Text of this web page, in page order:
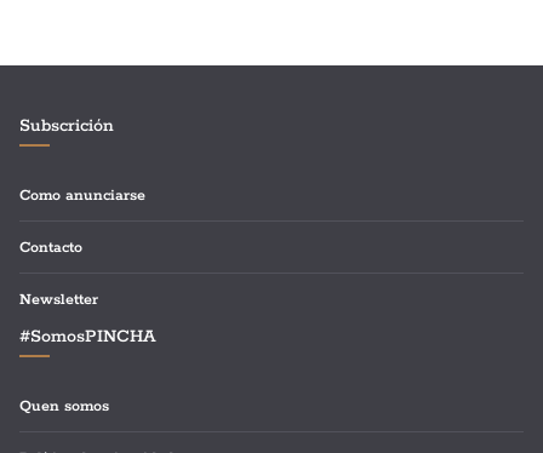
Subscrición
Como anunciarse
Contacto
Newsletter
#SomosPINCHA
Quen somos